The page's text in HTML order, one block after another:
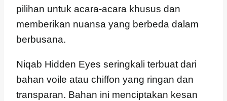
pilihan untuk acara-acara khusus dan
memberikan nuansa yang berbeda dalam
berbusana.
Niqab Hidden Eyes seringkali terbuat dari
bahan voile atau chiffon yang ringan dan
transparan. Bahan ini menciptakan kesan